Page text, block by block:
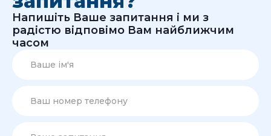
Напишіть Ваше запитання і ми з
радістю відповімо Вам найближчим
часом